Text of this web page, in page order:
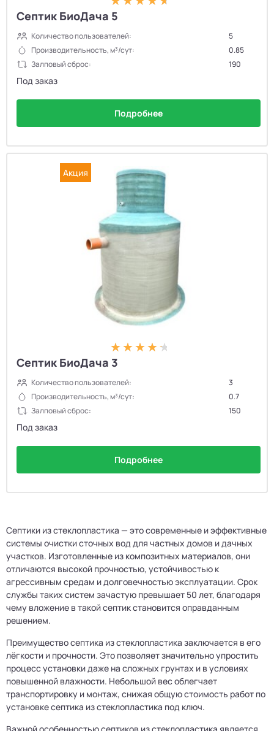
Септик БиоДача 5
Количество пользователей:
5
Производительность, м³/сут:
0.85
Залповый сброс:
190
Под заказ
Подробнее
Акция
Септик БиоДача 3
Количество пользователей:
3
Производительность, м³/сут:
0.7
Залповый сброс:
150
Под заказ
Подробнее
Септики из стеклопластика — это современные и эффективные
системы очистки сточных вод для частных домов и дачных
участков. Изготовленные из композитных материалов, они
отличаются высокой прочностью, устойчивостью к
агрессивным средам и долговечностью эксплуатации. Срок
службы таких систем зачастую превышает 50 лет, благодаря
чему вложение в такой септик становится оправданным
решением.
Преимущество септика из стеклопластика заключается в его
лёгкости и прочности. Это позволяет значительно упростить
процесс установки даже на сложных грунтах и в условиях
повышенной влажности. Небольшой вес облегчает
транспортировку и монтаж, снижая общую стоимость работ по
установке септика из стеклопластика под ключ.